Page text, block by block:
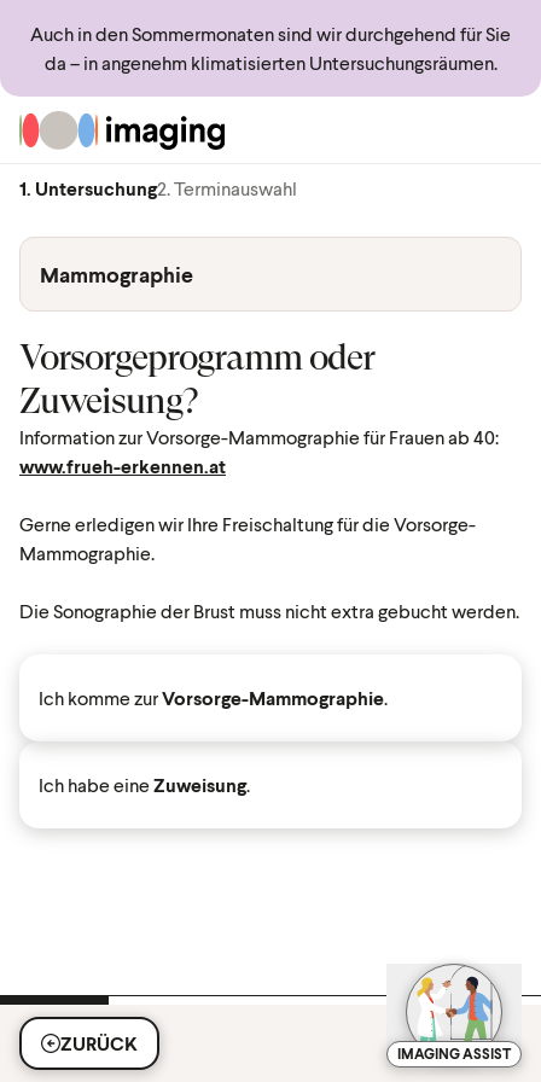
Auch in den Sommermonaten sind wir durchgehend für Sie
da – in angenehm klimatisierten Untersuchungsräumen.
Zur Startseite
1. Untersuchung2. Terminauswahl
Mammographie
Vorsorgeprogramm oder
Zuweisung?
Information zur Vorsorge-Mammographie für Frauen ab 40:
www.frueh-erkennen.at
Gerne erledigen wir Ihre Freischaltung für die Vorsorge-
Mammographie.
Die Sonographie der Brust muss nicht extra gebucht werden.
Ich komme zurVorsorge-Mammographie.
Ich habe eine Zuweisung.
ZURÜCK IMAGING ASSIST